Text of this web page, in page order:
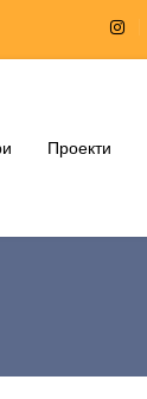
Проекти